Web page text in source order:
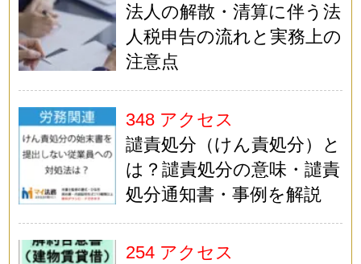
法人の解散・清算に伴う法
人税申告の流れと実務上の
注意点
348 アクセス
譴責処分（けん責処分）と
は？譴責処分の意味・譴責
処分通知書・事例を解説
254 アクセス